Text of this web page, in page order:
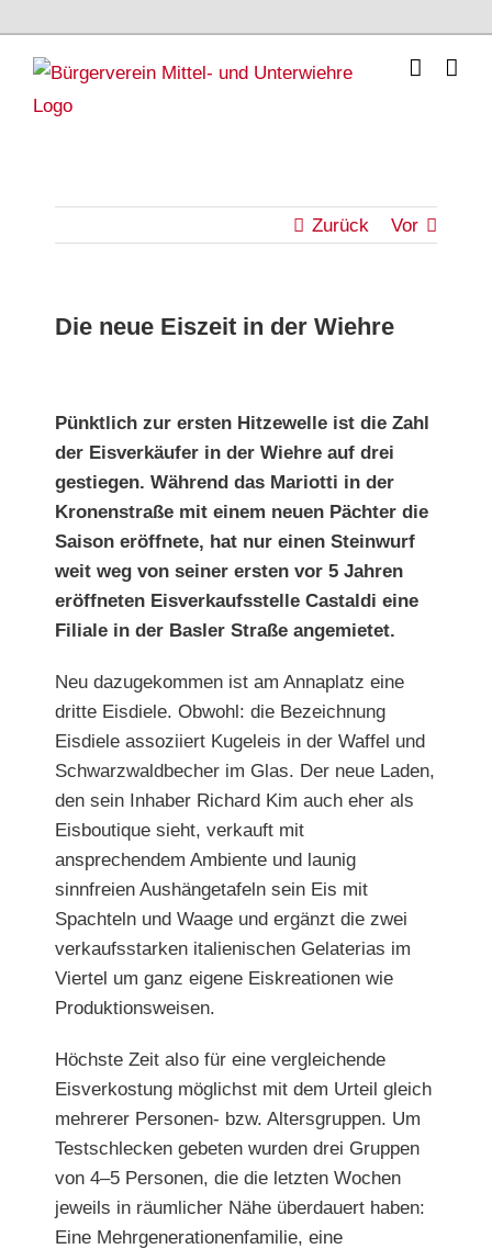
content
Zurück Vor
Die neue Eiszeit in der Wiehre
grösseres
Bild
Pünktlich zur ersten Hitzewelle ist die Zahl
der Eisverkäufer in der Wiehre auf drei
gestiegen. Während das Mariotti in der
Kronenstraße mit einem neuen Pächter die
Saison eröffnete, hat nur einen Steinwurf
weit weg von seiner ersten vor 5 Jahren
eröffneten Eisverkaufsstelle Castaldi eine
Filiale in der Basler Straße angemietet.
Neu dazugekommen ist am Annaplatz eine
dritte Eisdiele. Obwohl: die Bezeichnung
Eisdiele assoziiert Kugeleis in der Waffel und
Schwarzwaldbecher im Glas. Der neue Laden,
den sein Inhaber Richard Kim auch eher als
Eisboutique sieht, verkauft mit
ansprechendem Ambiente und launig
sinnfreien Aushängetafeln sein Eis mit
Spachteln und Waage und ergänzt die zwei
verkaufsstarken italienischen Gelaterias im
Viertel um ganz eigene Eiskreationen wie
Produktionsweisen.
Höchste Zeit also für eine vergleichende
Eisverkostung möglichst mit dem Urteil gleich
mehrerer Personen- bzw. Altersgruppen. Um
Testschlecken gebeten wurden drei Gruppen
von 4–5 Personen, die die letzten Wochen
jeweils in räumlicher Nähe überdauert haben:
Eine Mehrgenerationenfamilie, eine